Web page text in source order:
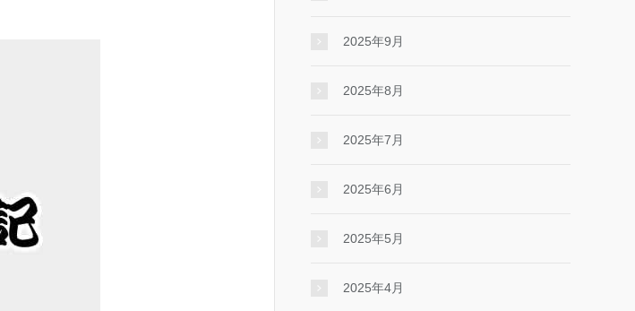
2025年9月
2025年8月
2025年7月
2025年6月
2025年5月
2025年4月